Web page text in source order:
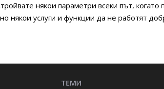
някои параметри всеки път, когато
някои услуги и функции да не работят
ТЕМИ